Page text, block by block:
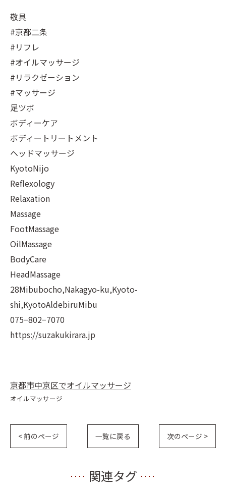
敬具
#京都二条
#リフレ
#オイルマッサージ
#リラクゼーション
#マッサージ
足ツボ
ボディーケア
ボディートリートメント
ヘッドマッサージ
KyotoNijo
Reflexology
Relaxation
Massage
FootMassage
OilMassage
BodyCare
HeadMassage
28Mibubocho,Nakagyo-ku,Kyoto-
shi,KyotoAldebiruMibu
075−802−7070
https://suzakukirara.jp
京都市中京区でオイルマッサージ
オイルマッサージ
< 前のページ 一覧に戻る 次のページ >
関連タグ